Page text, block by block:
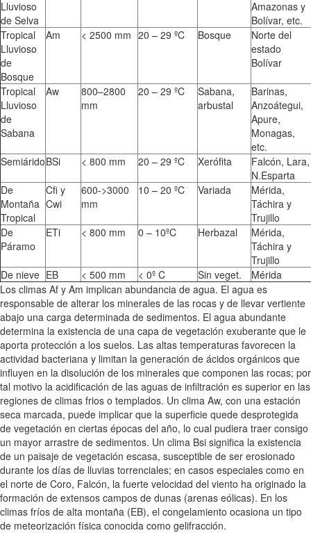
Lluvioso
de Selva
Amazonas y
Bolívar, etc.
Tropical
Lluvioso
de
Bosque
Am < 2500 mm 20 – 29 ºC Bosque
Norte del
estado
Bolívar
Tropical
Lluvioso
de
Sabana
Aw
800–2800
mm
20 – 29 ºC
Sabana,
arbustal
Barinas,
Anzoátegui,
Apure,
Monagas,
etc.
SemiáridoBSi < 800 mm 20 – 29 ºC Xerófita
Falcón, Lara,
N.Esparta
De
Montaña
Tropical
Cfi y
Cwi
600->3000
mm
10 – 20 ºC Variada
Mérida,
Táchira y
Trujillo
De
Páramo
ETi < 800 mm 0 – 10ºC Herbazal
Mérida,
Táchira y
Trujillo
De nieve EB < 500 mm < 0º C Sin veget.
Mérida
Los climas Af y Am implican abundancia de agua. El agua es
responsable de alterar los minerales de las rocas y de llevar vertiente
abajo una carga determinada de sedimentos. El agua abundante
determina la existencia de una capa de vegetación exuberante que le
aporta protección a los suelos. Las altas temperaturas favorecen la
actividad bacteriana y limitan la generación de ácidos orgánicos que
influyen en la disolución de los minerales que componen las rocas; por
tal motivo la acidificación de las aguas de infiltración es superior en las
regiones de climas frios o templados. Un clima Aw, con una estación
seca marcada, puede implicar que la superficie quede desprotegida
de vegetación en ciertas épocas del año, lo cual pudiera traer consigo
un mayor arrastre de sedimentos. Un clima Bsi significa la existencia
de un paisaje de vegetación escasa, susceptible de ser erosionado
durante los días de lluvias torrenciales; en casos especiales como en
el norte de Coro, Falcón, la fuerte velocidad del viento ha originado la
formación de extensos campos de dunas (arenas eólicas). En los
climas fríos de alta montaña (EB), el congelamiento ocasiona un tipo
de meteorización física conocida como gelifracción.